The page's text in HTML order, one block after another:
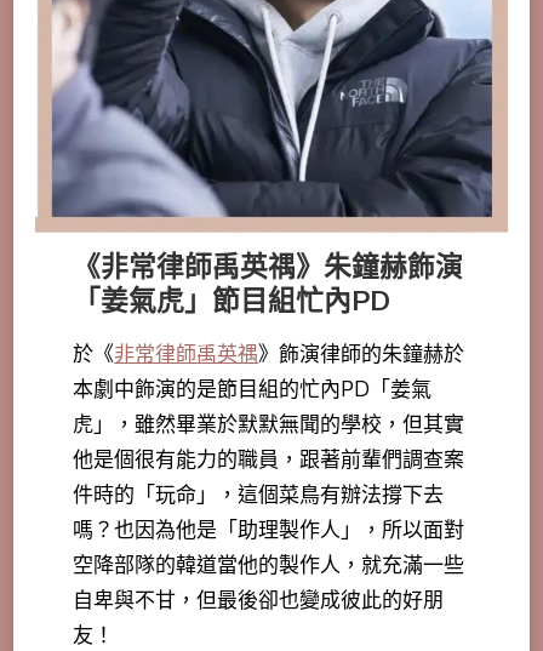
《非常律師禹英禑》朱鐘赫飾演
「姜氣虎」節目組忙內PD
於《非常律師禹英禑》飾演律師的朱鐘赫於
本劇中飾演的是節目組的忙內PD「姜氣
虎」，雖然畢業於默默無聞的學校，但其實
他是個很有能力的職員，跟著前輩們調查案
件時的「玩命」，這個菜鳥有辦法撐下去
嗎？也因為他是「助理製作人」，所以面對
空降部隊的韓道當他的製作人，就充滿一些
自卑與不甘，但最後卻也變成彼此的好朋
友！